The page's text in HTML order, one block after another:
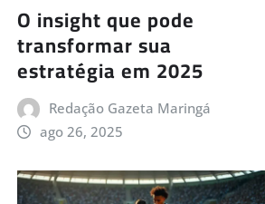
O insight que pode
transformar sua
estratégia em 2025
Redação Gazeta Maringá
ago 26, 2025